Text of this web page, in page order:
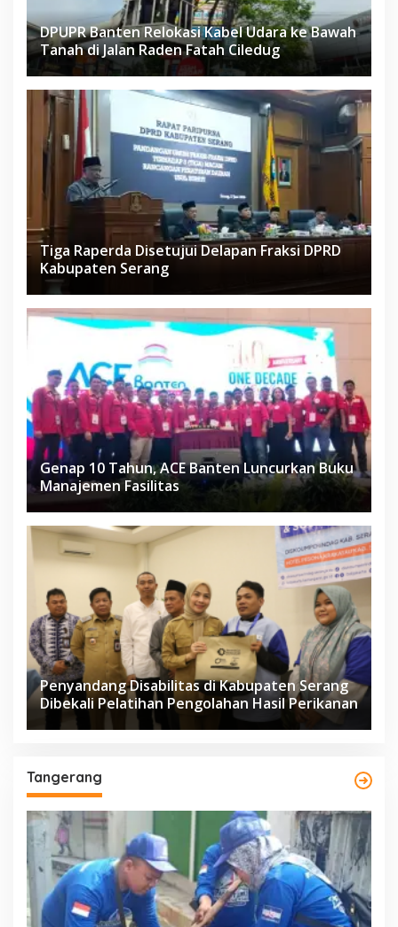
DPUPR Banten Relokasi Kabel Udara ke Bawah
Tanah di Jalan Raden Fatah Ciledug
Tiga Raperda Disetujui Delapan Fraksi DPRD
Kabupaten Serang
Genap 10 Tahun, ACE Banten Luncurkan Buku
Manajemen Fasilitas
Penyandang Disabilitas di Kabupaten Serang
Dibekali Pelatihan Pengolahan Hasil Perikanan
Tangerang